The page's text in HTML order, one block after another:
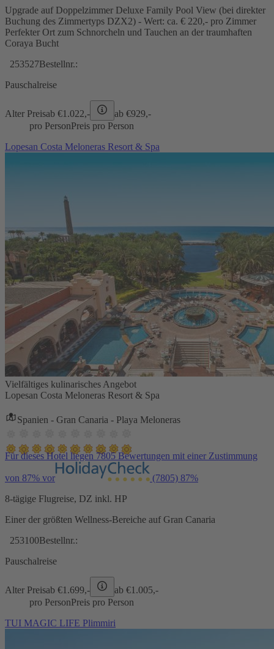
Upgrade auf Doppelzimmer Deluxe Family Pool View (bei direkter
Buchung des Zimmertyps DZX2) - Wert: ca. € 220,- pro Zimmer
Perfekter Ort zum Schnorcheln und Tauchen an der traumhaften
Coraya Bucht
253527Bestellnr.:
Pauschalreise
Alter Preisab €1.022,- ab €929,-
pro PersonPreis pro Person
Lopesan Costa Meloneras Resort & Spa
Vielfältiges kulinarisches Angebot
Lopesan Costa Meloneras Resort & Spa
Spanien - Gran Canaria - Playa Meloneras
Für dieses Hotel liegen 7805 Bewertungen mit einer Zustimmung
von 87% vor (7805) 87%
8-tägige Flugreise, DZ inkl. HP
Einer der größten Wellness-Bereiche auf Gran Canaria
253100Bestellnr.:
Pauschalreise
Alter Preisab €1.699,- ab €1.005,-
pro PersonPreis pro Person
TUI MAGIC LIFE Plimmiri